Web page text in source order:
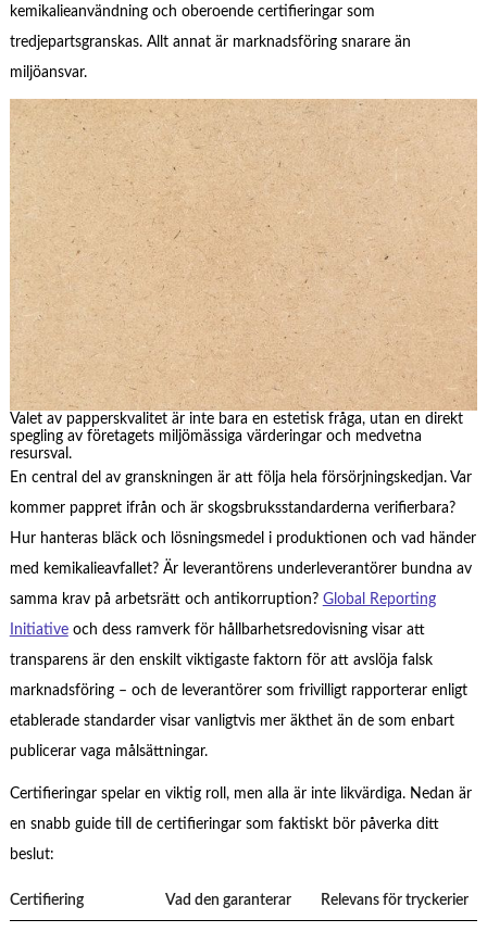
kemikalieanvändning och oberoende certifieringar som
tredjepartsgranskas. Allt annat är marknadsföring snarare än
miljöansvar.
Valet av papperskvalitet är inte bara en estetisk fråga, utan en direkt
spegling av företagets miljömässiga värderingar och medvetna
resursval.
En central del av granskningen är att följa hela försörjningskedjan. Var
kommer pappret ifrån och är skogsbruksstandarderna verifierbara?
Hur hanteras bläck och lösningsmedel i produktionen och vad händer
med kemikalieavfallet? Är leverantörens underleverantörer bundna av
samma krav på arbetsrätt och antikorruption? Global Reporting
Initiativeoch dess ramverk för hållbarhetsredovisning visar att
transparens är den enskilt viktigaste faktorn för att avslöja falsk
marknadsföring – och de leverantörer som frivilligt rapporterar enligt
etablerade standarder visar vanligtvis mer äkthet än de som enbart
publicerar vaga målsättningar.
Certifieringar spelar en viktig roll, men alla är inte likvärdiga. Nedan är
en snabb guide till de certifieringar som faktiskt bör påverka ditt
beslut:
Certifiering Vad den garanterar Relevans för tryckerier